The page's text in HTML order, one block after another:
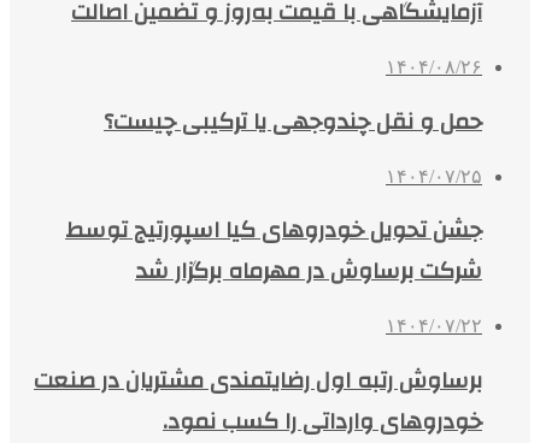
آزمایشگاهی با قیمت به‌روز و تضمین اصالت
۱۴۰۴/۰۸/۲۶
حمل و نقل چندوجهی یا ترکیبی چیست؟
۱۴۰۴/۰۷/۲۵
جشن تحویل خودروهای کیا اسپورتیج توسط
شرکت برساوش در مهرماه برگزار شد
۱۴۰۴/۰۷/۲۲
برساوش رتبه اول رضایتمندی مشتریان در صنعت
خودروهای وارداتی را کسب نمود.